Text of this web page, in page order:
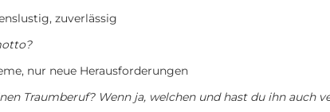
zuverlässig
nur neue Herausforderungen
Traumberuf? Wenn ja, welchen und hast du ihn auch